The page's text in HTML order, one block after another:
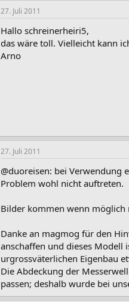
27. Juli 2011
Hallo schreinerheiri5,
das wäre toll. Vielleicht kann
Arno
27. Juli 2011
@duoreisen: bei Verwendung
Problem wohl nicht auftreten.
Bilder kommen wenn möglich
Danke an magmog für den
anschaffen und dieses Modell
urgrossväterlichen Eigenbau
Die Abdeckung der
passen; deshalb wurde bei